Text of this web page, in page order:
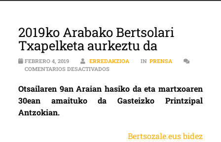
2019ko Arabako Bertsolari
Txapelketa aurkeztu da
FEBRERO 4, 2019 ERREDAKZIOA IN PRENSA
COMENTARIOS DESACTIVADOSEN 2019KO ARABAKO BERTSOLARI
Otsailaren 9an Araian hasiko da eta martxoaren
30ean amaituko da Gasteizko Printzipal
Antzokian.
Bertsozale.eus bidez